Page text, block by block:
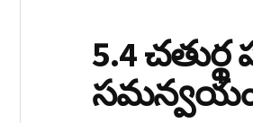
5.4
సమన్వయం